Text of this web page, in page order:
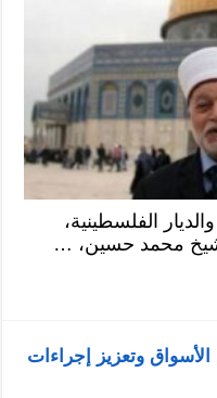
الفلسطينية،
محمد حسين، …
وتعزيز إجراءات